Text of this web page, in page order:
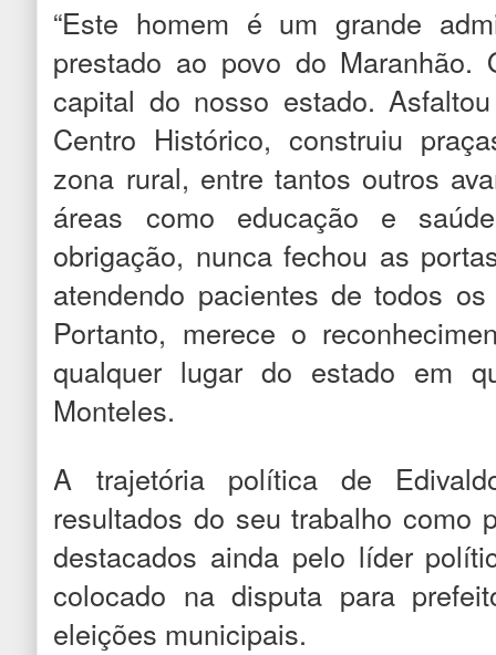
“Este homem é um grande
prestado ao povo do Maranhão.
capital do nosso estado.
Centro Histórico, construiu
zona rural, entre tantos outros
áreas como educação e
obrigação, nunca fechou as
atendendo pacientes de todos
Portanto, merece o
qualquer lugar do estado em
Monteles.
A trajetória política de
resultados do seu trabalho como
destacados ainda pelo líder
colocado na disputa para
eleições municipais.